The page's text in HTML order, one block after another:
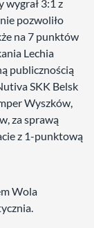
wygrał 3:1 z
pozwoliło
na 7 punktów
Lechia
publicznością
SKK Belsk
Wyszków,
za sprawą
z 1-punktową
Wola